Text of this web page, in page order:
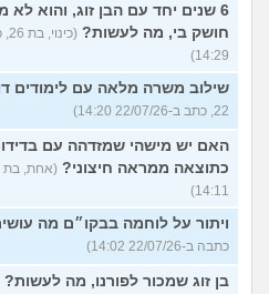
6 שנים יחד עם הבן זוג, והוא לא
חושק בי, מה לעשות?
14:29)
שילוב משרה מלאה עם לימודים
22, כתב ב-22/07/26 14:20)
האם יש מישהי שמזדהה עם
כתוצאה ממראה חיצוני?
14:11)
ויתור על לוחמה בבקו״ם מה
כתבה ב-22/07/26 14:02)
בן זוג שמכור לפורנו, מה לעשות?